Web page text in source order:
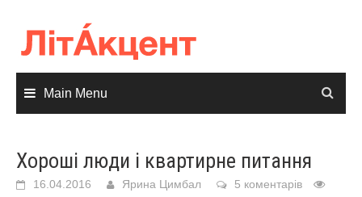
content
Main Menu
Хороші люди і квартирне питання
16.04.2016 Ярина Цимбал
5 коментарів